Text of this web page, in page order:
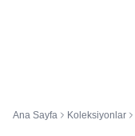
Ana Sayfa Koleksiyonlar